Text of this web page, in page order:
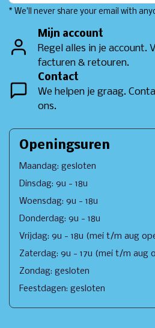
* We'll never share your email with
Mijn account
Regel alles in je account.
facturen & retouren.
Contact
We helpen je graag.
ons.
Openingsuren
Maandag: gesloten
Dinsdag: 9u - 18u
Woensdag: 9u - 18u
Donderdag: 9u - 18u
Vrijdag: 9u - 18u (mei t/m aug
Zaterdag: 9u - 17u (mei t/m aug
Zondag: gesloten
Feestdagen: gesloten